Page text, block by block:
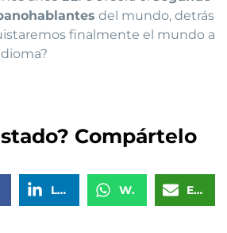
del mundo, detrás
finalmente el mundo a
Compártelo
LinkedIn WhatsApp Email